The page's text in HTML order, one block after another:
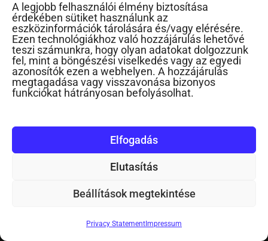
A legjobb felhasználói élmény biztosítása
érdekében sütiket használunk az
eszközinformációk tárolására és/vagy elérésére.
Ezen technológiákhoz való hozzájárulás lehetővé
teszi számunkra, hogy olyan adatokat dolgozzunk
fel, mint a böngészési viselkedés vagy az egyedi
azonosítók ezen a webhelyen. A hozzájárulás
megtagadása vagy visszavonása bizonyos
funkciókat hátrányosan befolyásolhat.
Elfogadás
Elutasítás
Beállítások megtekintése
Privacy Statement Impressum
Szülő, nagyszülő vagyok
Óvónő vagyok